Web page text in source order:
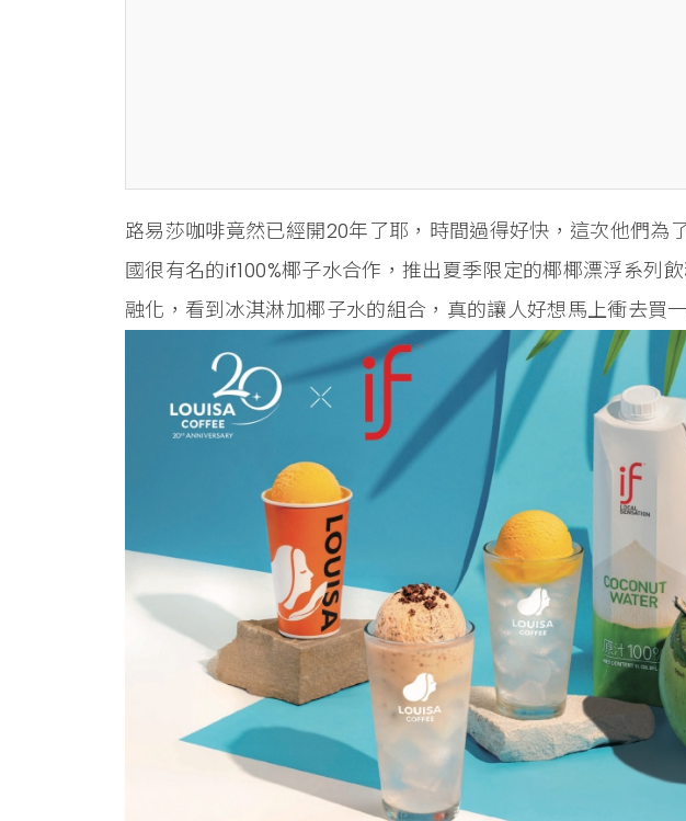
路易莎咖啡竟然已經開20年了耶，時間過得好快，這次他們為
國很有名的if100%椰子水合作，推出夏季限定的椰椰漂浮系列
融化，看到冰淇淋加椰子水的組合，真的讓人好想馬上衝去買